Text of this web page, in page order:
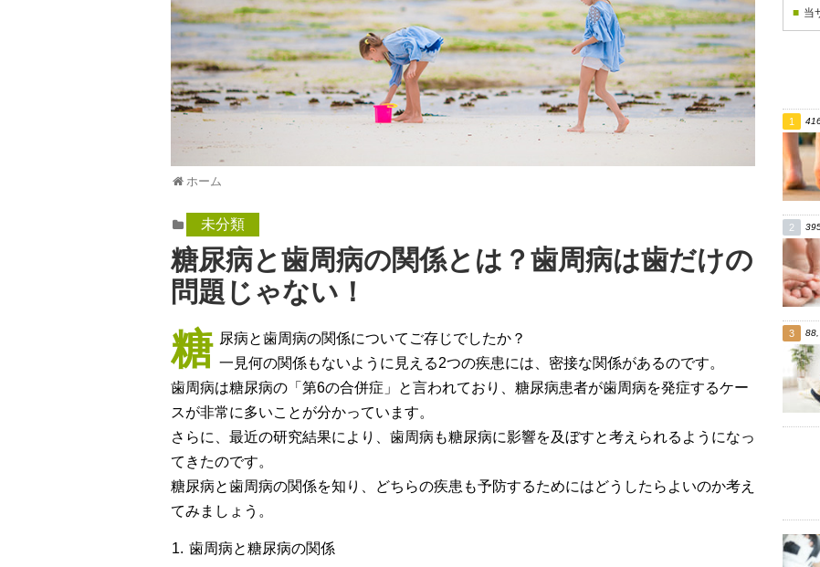
ホーム
未分類
糖尿病と歯周病の関係とは？歯周病は歯だけの
問題じゃない！
糖 尿病と歯周病の関係についてご存じでしたか？
一見何の関係もないように見える2つの疾患には、密接な関係があるのです。
歯周病は糖尿病の「第6の合併症」と言われており、糖尿病患者が歯周病を発症するケー
スが非常に多いことが分かっています。
さらに、最近の研究結果により、歯周病も糖尿病に影響を及ぼすと考えられるようになっ
てきたのです。
糖尿病と歯周病の関係を知り、どちらの疾患も予防するためにはどうしたらよいのか考え
てみましょう。
歯周病と糖尿病の関係
当